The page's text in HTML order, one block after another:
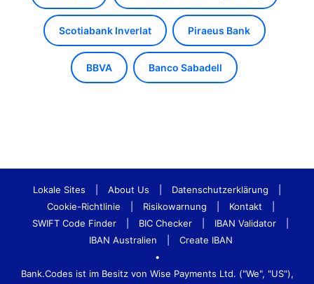
Scotiabank Inverlat Piraeus Bank
BBVA Banco Sabadell
Lokale Sites About Us Datenschutzerklärung
Cookie-Richtlinie
Risikowarnung Kontakt
SWIFT Code Finder
BIC Checker IBAN Validator
IBAN Australien
Create IBAN
•
Bank.Codes ist im Besitz von Wise Payments Ltd. ("We", "US"),